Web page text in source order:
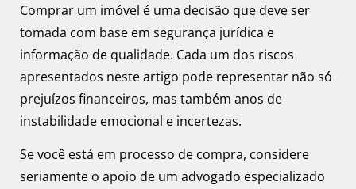
Comprar um imóvel é uma decisão que deve ser
tomada com base em segurança jurídica e
informação de qualidade. Cada um dos riscos
apresentados neste artigo pode representar não só
prejuízos financeiros, mas também anos de
instabilidade emocional e incertezas.
Se você está em processo de compra, considere
seriamente o apoio de um advogado especializado